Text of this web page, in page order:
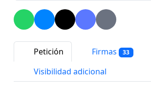
Petición Firmas 33
Visibilidad adicional